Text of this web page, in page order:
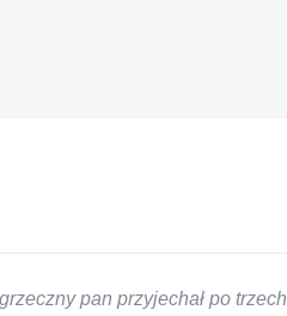
pan przyjechał po trzech